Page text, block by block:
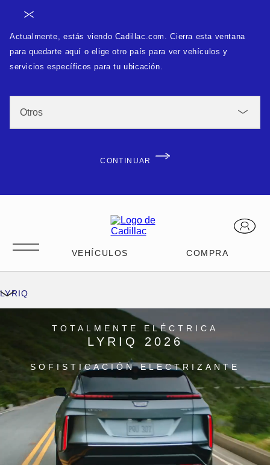
Actualmente, estás viendo Cadillac.com. Cierra esta ventana
para quedarte aquí o elige otro país para ver vehículos y
servicios específicos para tu ubicación.
CONTINUAR
LYRIQ
TOTALMENTE ELÉCTRICA
LYRIQ 2026
SOFISTICACIÓN ELECTRIZANTE